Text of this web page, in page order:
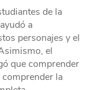
de la
a
personajes y el
el
que comprender
la